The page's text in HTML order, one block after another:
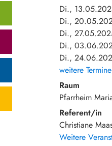
Di.,
Di.,
Di.,
Di.,
Di.,
weitere
Raum
Pfarrheim
Referent/in
Christiane
Weitere